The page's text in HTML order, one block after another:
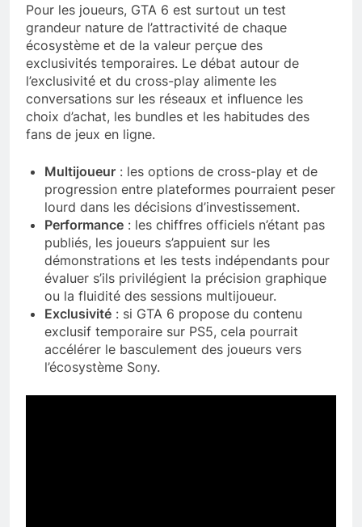
Pour les joueurs, GTA 6 est surtout un test
grandeur nature de l’attractivité de chaque
écosystème et de la valeur perçue des
exclusivités temporaires. Le débat autour de
l’exclusivité et du cross-play alimente les
conversations sur les réseaux et influence les
choix d’achat, les bundles et les habitudes des
fans de jeux en ligne.
Multijoueur : les options de cross-play et de
progression entre plateformes pourraient peser
lourd dans les décisions d’investissement.
Performance : les chiffres officiels n’étant pas
publiés, les joueurs s’appuient sur les
démonstrations et les tests indépendants pour
évaluer s’ils privilégient la précision graphique
ou la fluidité des sessions multijoueur.
Exclusivité : si GTA 6 propose du contenu
exclusif temporaire sur PS5, cela pourrait
accélérer le basculement des joueurs vers
l’écosystème Sony.